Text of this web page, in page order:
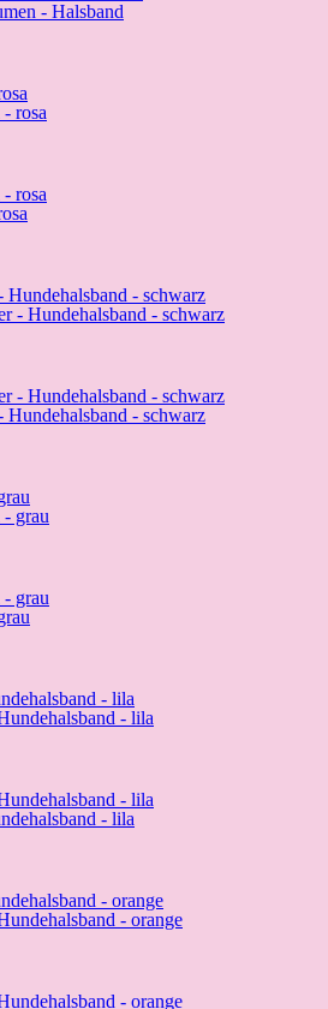
- Halsband
Hundehalsband - schwarz
Hundehalsband - schwarz
- lila
- lila
- orange